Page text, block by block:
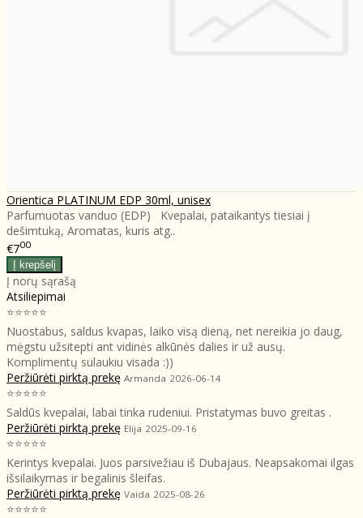
Orientica PLATINUM EDP 30ml, unisex
Parfumuotas vanduo (EDP) Kvepalai, pataikantys tiesiai į
dešimtuką, Aromatas, kuris atg..
€700
Į norų sąrašą
Atsiliepimai
⭐⭐⭐⭐⭐
Nuostabus, saldus kvapas, laiko visą dieną, net nereikia jo daug,
mėgstu užsitepti ant vidinės alkūnės dalies ir už ausų.
Komplimentų sulaukiu visada :))
Peržiūrėti pirktą prekę Armanda 2026-06-14
⭐⭐⭐⭐⭐
Saldūs kvepalai, labai tinka rudeniui. Pristatymas buvo greitas .
Peržiūrėti pirktą prekę Elija 2025-09-16
⭐⭐⭐⭐⭐
Kerintys kvepalai. Juos parsivežiau iš Dubajaus. Neapsakomai ilgas
išsilaikymas ir begalinis šleifas.
Peržiūrėti pirktą prekę Vaida 2025-08-26
⭐⭐⭐⭐⭐